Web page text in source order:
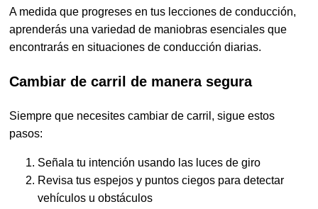
A medida que progreses en tus lecciones de conducción,
aprenderás una variedad de maniobras esenciales que
encontrarás en situaciones de conducción diarias.
Cambiar de carril de manera segura
Siempre que necesites cambiar de carril, sigue estos
pasos:
Señala tu intención usando las luces de giro
Revisa tus espejos y puntos ciegos para detectar
vehículos u obstáculos